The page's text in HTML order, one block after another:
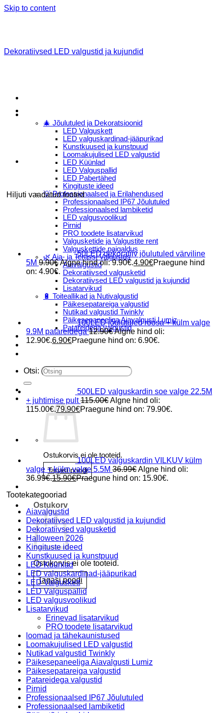
Skip to content
🎄 Jõulutuled ja Dekoratsioonid
LED Valguskett
LED valguskardinad-jääpurikad
Kunstkuused ja kunstpuud
Loomakujulised LED valgustid
LED Küünlad
LED Valguspallid
LED Pabertähed
Kingituste ideed
💡 Professionaalsed ja Erilahendused
Professionaalsed IP67 Jõulutuled
Professionaalsed lambiketid
LED valgusvoolikud
Pirnid
PRO toodete lisatarvikud
Valgusketide ja Valgustite rent
Valguskettide paigaldus
🌿 Aia- ja Terassi Valgustus
Aiavalgustid
Dekoratiivsed valgusketid
Dekoratiivsed LED valgustid ja kujundid
Lisatarvikud
🔋 Toiteallikad ja Nutivalgustid
Päikesepatareiga valgustid
Nutikad valgustid Twinkly
Päikesepaneeliga Aiavalgusti Lumiz
Patareidega valgustid
Päikeselaternad Lumiz
Valguskettide paigaldus
Otsi:
Ostukorvis ei ole tooteid.
Tagasi poodi
Ostukorv
Ostukorvis ei ole tooteid.
Tagasi poodi
Dekoratiivsed LED valgustid ja kujundid
Hiljuti vaadatud tooted
50LED dekoratiiv jõulutuled värviline
5M 9.90€Algne hind oli: 9.90€.4.90€Praegune hind
on: 4.90€.
100LED jõulutuled roosa + külm valge
9.9M patareidega 12.90€Algne hind oli:
12.90€.6.90€Praegune hind on: 6.90€.
500LED valguskardin soe valge 22.5M
+ juhtimise pult 115.00€Algne hind oli:
115.00€.79.90€Praegune hind on: 79.90€.
100LED valguskardin VILKUV külm
valge + külm valge 5.5M 36.99€Algne hind oli:
36.99€.15.90€Praegune hind on: 15.90€.
Tootekategooriad
Aiavalgustid
Dekoratiivsed LED valgustid ja kujundid
Dekoratiivsed valgusketid
Halloween 2026
Kingituste ideed
Kunstkuused ja kunstpuud
LED Küünlad
LED valguskardinad-jääpurikad
LED Valguskett
LED Valguspallid
LED valgusvoolikud
Lisatarvikud
Erinevad lisatarvikud
PRO toodete lisatarvikud
loomad ja tähekaunistused
Loomakujulised LED valgustid
Nutikad valgustid Twinkly
Päikesepaneeliga Aiavalgusti Lumiz
Päikesepatareiga valgustid
Patareidega valgustid
Pirnid
Professionaalsed IP67 Jõulutuled
Professionaalsed lambiketid